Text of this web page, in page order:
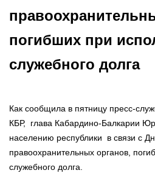
погибших при
служебного долга
Как сообщила в пятницу пресс-
КБР, глава Кабардино-Балкарии
населению республики в связи с
правоохранительных органов,
служебного долга.